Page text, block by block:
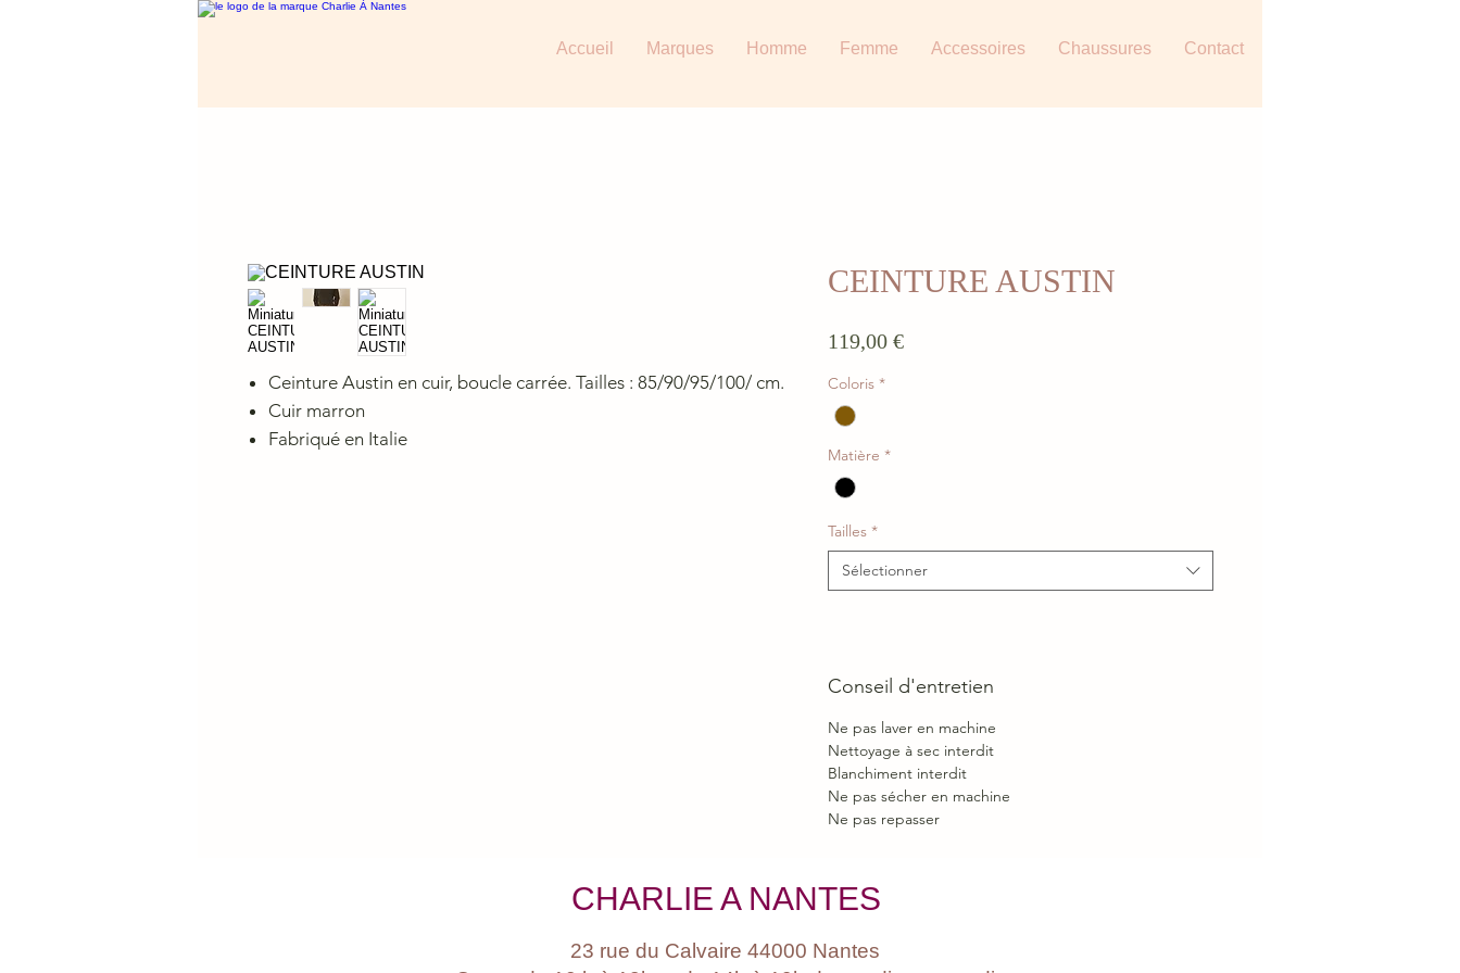
Accueil Marques Homme Femme Accessoires Chaussures Contact
Ceinture Austin en cuir, boucle carrée. Tailles : 85/90/95/100/ cm.
Cuir marron
Fabriqué en Italie
CEINTURE AUSTIN
119,00 €Prix
Coloris *
Matière *
Tailles *
Sélectionner
Conseil d'entretien
Ne pas laver en machine
Nettoyage à sec interdit
Blanchiment interdit
Ne pas sécher en machine
Ne pas repasser
CHARLIE A NANTES
23 rue du Calvaire 44000 Nantes